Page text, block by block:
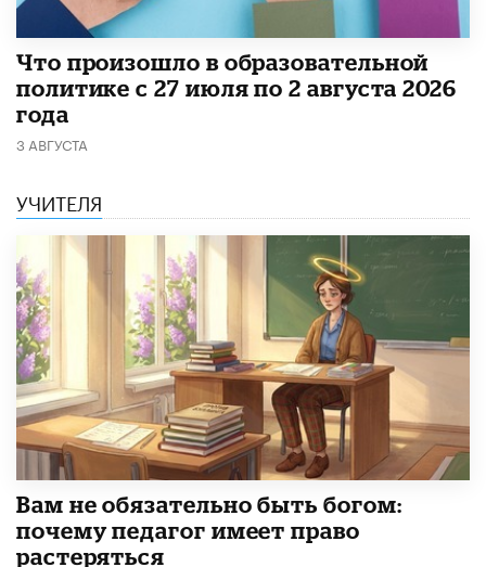
​Что произошло в образовательной
политике с 27 июля по 2 августа 2026
года
3 АВГУСТА
УЧИТЕЛЯ
​Вам не обязательно быть богом:
почему педагог имеет право
растеряться